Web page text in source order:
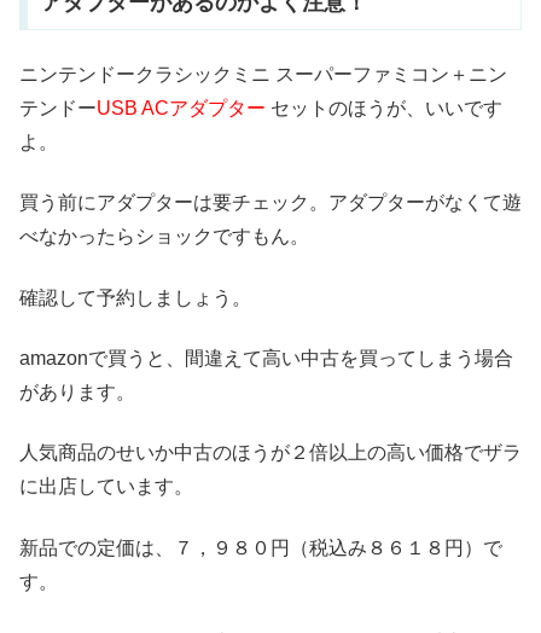
ニンテンドークラシックミニ スーパーファミコン＋ニン
テンドーUSB ACアダプター セットのほうが、いいです
よ。
買う前にアダプターは要チェック。アダプターがなくて遊
べなかったらショックですもん。
確認して予約しましょう。
amazonで買うと、間違えて高い中古を買ってしまう場合
があります。
人気商品のせいか中古のほうが２倍以上の高い価格でザラ
に出店しています。
新品での定価は、７，９８０円（税込み８６１８円）で
す。